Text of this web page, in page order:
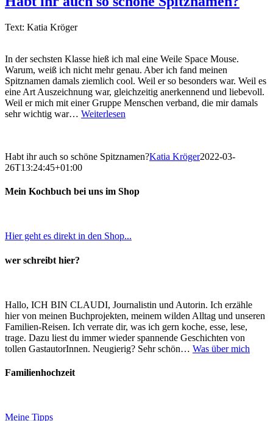
Text: Katia Kröger
In der sechsten Klasse hieß ich mal eine Weile Space Mouse.
Warum, weiß ich nicht mehr genau. Aber ich fand meinen
Spitznamen damals ziemlich cool. Weil er so besonders war. Weil es
eine Art Auszeichnung war, gleichzeitig anerkennend und liebevoll.
Weil er mich mit einer Gruppe Menschen verband, die mir damals
sehr wichtig war… Weiterlesen
Habt ihr auch so schöne Spitznamen?Katia Kröger2022-03-
26T13:24:45+01:00
Mein Kochbuch bei uns im Shop
Hier geht es direkt in den Shop...
wer schreibt hier?
Hallo, ICH BIN CLAUDI, Journalistin und Autorin. Ich erzähle
hier von meinen Buchprojekten, meinem wilden Alltag und unseren
Familien-Reisen. Ich verrate dir, was ich gern koche, esse, lese,
trage. Dazu liest du immer wieder spannende Geschichten von
tollen GastautorInnen. Neugierig? Sehr schön… Was über mich
Familienhochzeit
Meine Tipps